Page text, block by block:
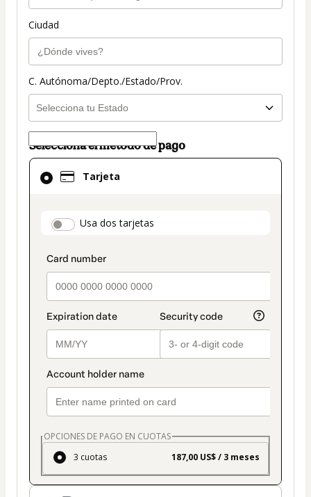
Ciudad
C. Autónoma/Depto./Estado/Prov.
Selecciona el método de pago
Tarjeta
payment_data.section_title_v2
Usa dos tarjetas
OPCIONES DE PAGO EN CUOTAS
3 cuotas
187,00 US$ / 3 meses
El
método
seleccionado
Tarjeta